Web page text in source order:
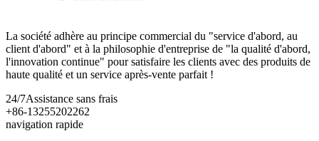
La société adhère au principe commercial du "service d'abord, au
client d'abord" et à la philosophie d'entreprise de "la qualité d'abord,
l'innovation continue" pour satisfaire les clients avec des produits de
haute qualité et un service après-vente parfait !
24/7Assistance sans frais
+86-13255202262
navigation rapide